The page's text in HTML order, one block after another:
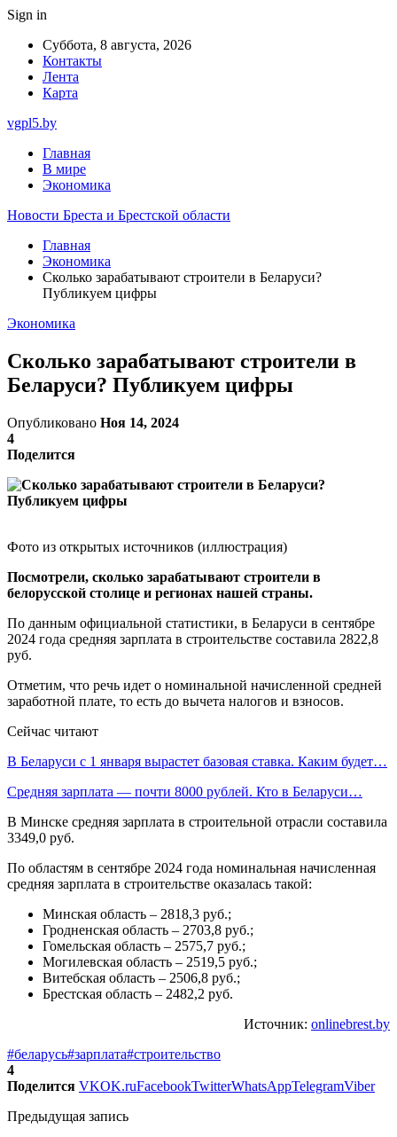
Sign in
Суббота, 8 августа, 2026
Контакты
Лента
Карта
vgpl5.by
Главная
В мире
Экономика
Новости Бреста и Брестской области
Главная
Экономика
Сколько зарабатывают строители в Беларуси?
Публикуем цифры
Экономика
Сколько зарабатывают строители в
Беларуси? Публикуем цифры
Опубликовано Ноя 14, 2024
4
Поделится
Фото из открытых источников (иллюстрация)
Посмотрели, сколько зарабатывают строители в
белорусской столице и регионах нашей страны.
По данным официальной статистики, в Беларуси в сентябре
2024 года средняя зарплата в строительстве составила 2822,8
руб.
Отметим, что речь идет о номинальной начисленной средней
заработной плате, то есть до вычета налогов и взносов.
Сейчас читают
В Беларуси с 1 января вырастет базовая ставка. Каким будет…
Средняя зарплата — почти 8000 рублей. Кто в Беларуси…
В Минске средняя зарплата в строительной отрасли составила
3349,0 руб.
По областям в сентябре 2024 года номинальная начисленная
средняя зарплата в строительстве оказалась такой:
Минская область – 2818,3 руб.;
Гродненская область – 2703,8 руб.;
Гомельская область – 2575,7 руб.;
Могилевская область – 2519,5 руб.;
Витебская область – 2506,8 руб.;
Брестская область – 2482,2 руб.
Источник: onlinebrest.by
#беларусь#зарплата#строительство
4
Поделится VKOK.ruFacebookTwitterWhatsAppTelegramViber
Предыдущая запись